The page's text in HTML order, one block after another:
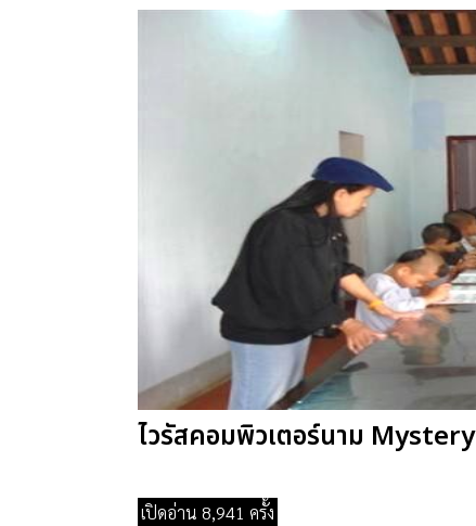
ไวรัสคอมพิวเตอร์นาม Mystery
เปิดอ่าน 8,941 ครั้ง